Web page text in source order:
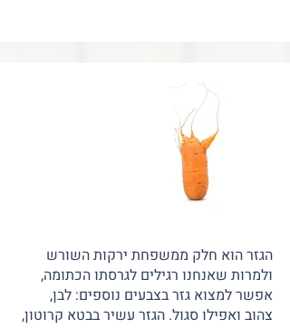
הגזר הוא חלק ממשפחת ירקות השורש
ולמרות שאנחנו רגילים לגרסתו הכתומה,
אפשר למצוא גזר בצבעים נוספים: לבן,
צהוב ואפילו סגול. הגזר עשיר בבטא קרוטון,